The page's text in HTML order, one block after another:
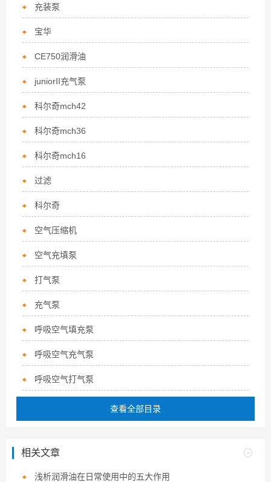
充装泵
宝华
CE750润滑油
juniorII充气泵
科尔奇mch42
科尔奇mch36
科尔奇mch16
过滤
科尔奇
空气压缩机
空气充填泵
打气泵
充气泵
呼吸空气填充泵
呼吸空气充气泵
呼吸空气打气泵
查看全部目录
相关文章
浅析润滑油在日常使用中的五大作用